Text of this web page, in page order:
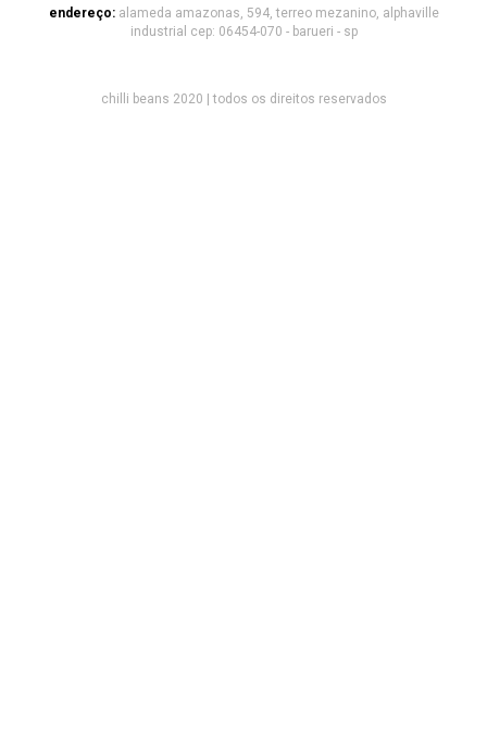
endereço: alameda amazonas, 594, terreo mezanino, alphaville
industrial cep: 06454-070 - barueri - sp
chilli beans 2020 | todos os direitos reservados